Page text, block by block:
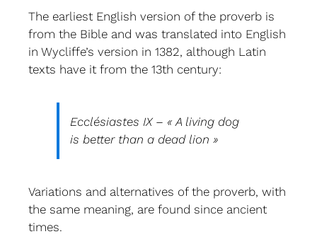
The earliest English version of the proverb is
from the Bible and was translated into English
in Wycliffe’s version in 1382, although Latin
texts have it from the 13th century:
Ecclésiastes IX – « A living dog
is better than a dead lion »
Variations and alternatives of the proverb, with
the same meaning, are found since ancient
times.